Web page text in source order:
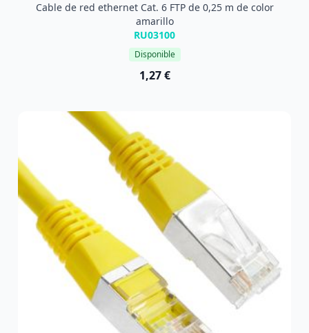
Cable de red ethernet Cat. 6 FTP de 0,25 m de color
amarillo
RU03100
Disponible
1,27 €